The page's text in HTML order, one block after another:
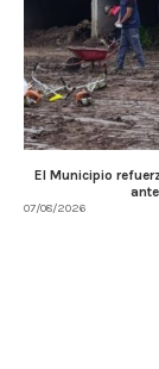
El Municipio
07/08/2026